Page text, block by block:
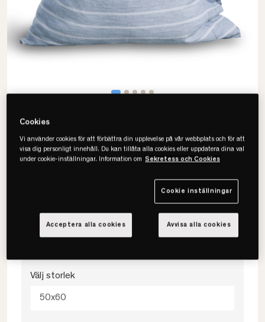
• Tunn & luftig känsla
Välj storlek
50x60
Cookies
Vi använder cookies för att förbättra din upplevelse på vår webbplats och för att
visa dig personligt innehåll. Du kan tillåta alla cookies eller uppdatera dina val
under cookie-inställningar. Information om Sekretess och Cookies
Cookie inställningar
Avvisa alla cookies
Acceptera alla cookies